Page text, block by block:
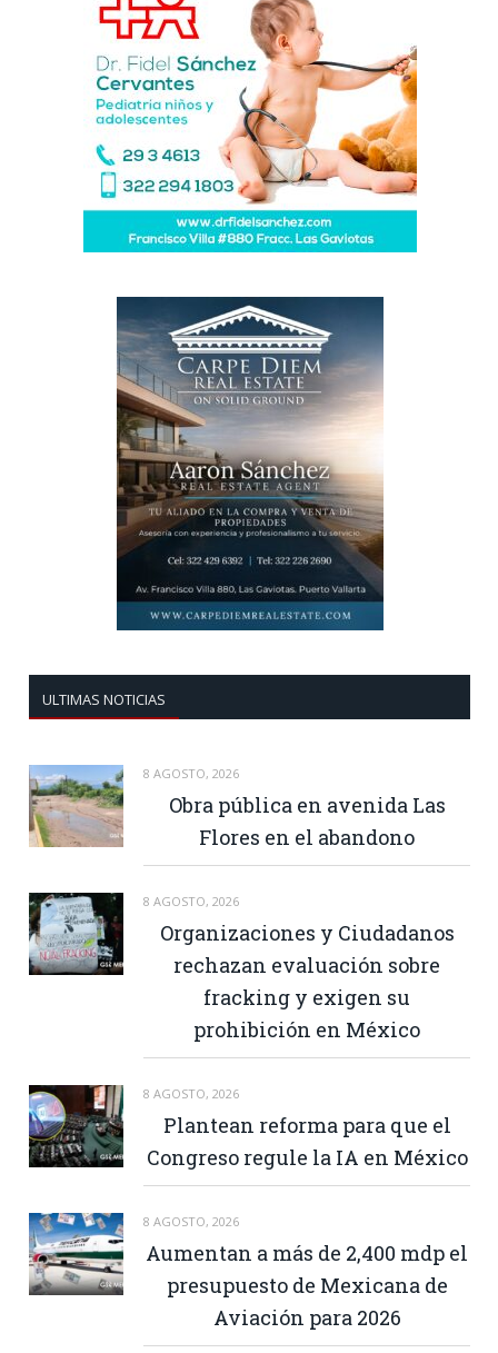
ULTIMAS NOTICIAS
8 AGOSTO, 2026
Obra pública en avenida Las
Flores en el abandono
8 AGOSTO, 2026
Organizaciones y Ciudadanos
rechazan evaluación sobre
fracking y exigen su
prohibición en México
8 AGOSTO, 2026
Plantean reforma para que el
Congreso regule la IA en México
8 AGOSTO, 2026
Aumentan a más de 2,400 mdp el
presupuesto de Mexicana de
Aviación para 2026